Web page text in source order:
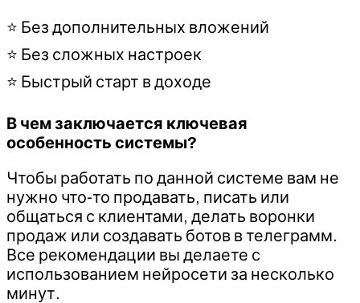
⭐ Без дополнительных вложений
⭐ Без сложных настроек
⭐ Быстрый старт в доходе
В чем заключается ключевая
особенность системы?
Чтобы работать по данной системе вам не
нужно что-то продавать, писать или
общаться с клиентами, делать воронки
продаж или создавать ботов в телеграмм.
Все рекомендации вы делаете с
использованием нейросети за несколько
минут.